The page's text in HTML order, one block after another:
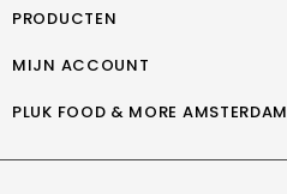
PRODUCTEN
MIJN ACCOUNT
PLUK FOOD & MORE AMSTERDAM